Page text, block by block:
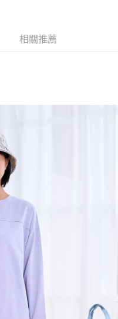
結帳。
中的連結，可透過四大超商／
為交易完成。
但若您需要取消訂單，請聯絡
視為有效，需透過AFTEE先享
結帳頁面顯示為準，若有關於
問，請聯繫「AFTEE先享後付
support/home
先享後付」服務完成之交
並將交易相關給付款項請求債
：
監護人之同意方可使用
起之損失，本公司不負相關責
別帳號之用戶狀況，依本公司即
之情形，本公司將視審查結果
費
費
費
運費
費
相關推薦